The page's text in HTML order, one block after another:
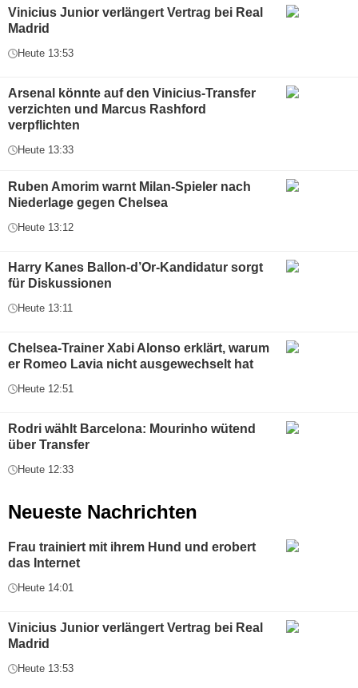
Vinicius Junior verlängert Vertrag bei Real
Madrid
Heute 13:53
Arsenal könnte auf den Vinicius-Transfer
verzichten und Marcus Rashford
verpflichten
Heute 13:33
Ruben Amorim warnt Milan-Spieler nach
Niederlage gegen Chelsea
Heute 13:12
Harry Kanes Ballon-d’Or-Kandidatur sorgt
für Diskussionen
Heute 13:11
Chelsea-Trainer Xabi Alonso erklärt, warum
er Romeo Lavia nicht ausgewechselt hat
Heute 12:51
Rodri wählt Barcelona: Mourinho wütend
über Transfer
Heute 12:33
Neueste Nachrichten
Frau trainiert mit ihrem Hund und erobert
das Internet
Heute 14:01
Vinicius Junior verlängert Vertrag bei Real
Madrid
Heute 13:53